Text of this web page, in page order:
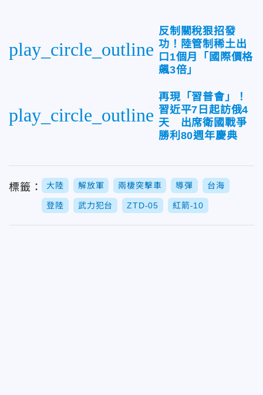
play_circle_outline
反制關稅狠招發
功！陸管制稀土出
口1個月「國際價格
飆3倍」
play_circle_outline
再現「習普會」！
習近平7日起訪俄4
天 出席衛國戰爭
勝利80週年慶典
標籤： 大陸 解放軍 兩棲突擊車 導彈 台海
登陸 武力犯台 ZTD-05 紅箭-10